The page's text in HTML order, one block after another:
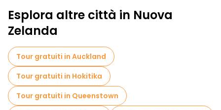
Esplora altre città in Nuova
Zelanda
Tour gratuiti in Auckland
Tour gratuiti in Hokitika
Tour gratuiti in Queenstown